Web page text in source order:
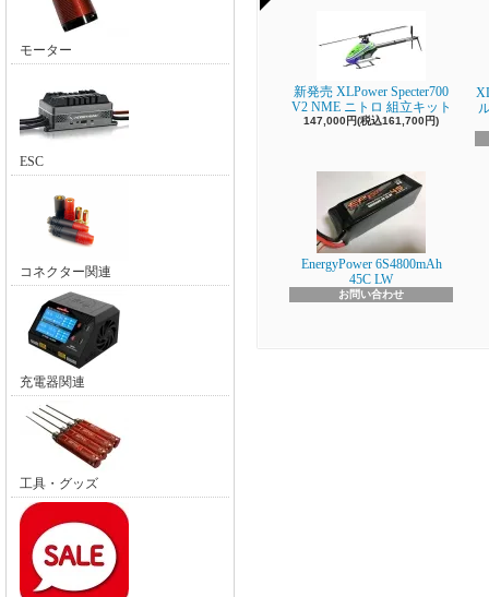
モーター
ESC
コネクター関連
充電器関連
工具・グッズ
新発売 XLPower Specter700
V2 NME ニトロ 組立キット
147,000円(税込161,700円)
EnergyPower 6S4800mAh
45C LW
お問い合わせ